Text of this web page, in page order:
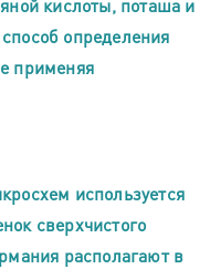
кислоты, поташа и
определения
применяя
используется
сверхчистого
располагают в